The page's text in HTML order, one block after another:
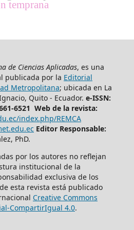
temprana
de Ciencias Aplicadas, es una
publicada por la Editorial
Metropolitana; ubicada en La
Quito - Ecuador. e-ISSN:
6521 Web de la revista:
index.php/REMCA
Editor Responsable:
PhD.
por los autores no reflejan
institucional de la
exclusiva de los
esta revista está publicado
Creative Commons
CompartirIgual 4.0.